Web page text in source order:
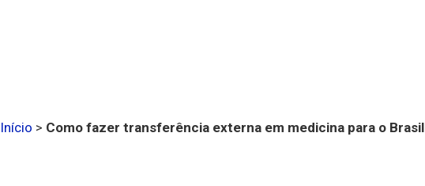
Início > Como fazer transferência externa em medicina para o Brasil